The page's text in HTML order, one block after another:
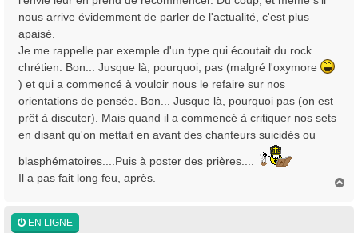
nous arrive évidemment de parler de l'actualité, c'est plus
apaisé.
Je me rappelle par exemple d'un type qui écoutait du rock
chrétien. Bon... Jusque là, pourquoi, pas (malgré l'oxymore
) et qui a commencé à vouloir nous le refaire sur nos
orientations de pensée. Bon... Jusque là, pourquoi pas (on est
prêt à discuter). Mais quand il a commencé à critiquer nos sets
en disant qu'on mettait en avant des chanteurs suicidés ou
blasphématoires....Puis à poster des prières....
Il a pas fait long feu, après.
EN LIGNE